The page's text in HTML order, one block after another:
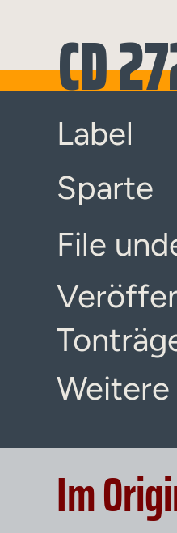
CD
Label
Sparte
File
Im